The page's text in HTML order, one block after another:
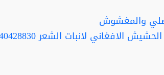
والمغشوش
الافغاني لانبات الشعر 0540428830